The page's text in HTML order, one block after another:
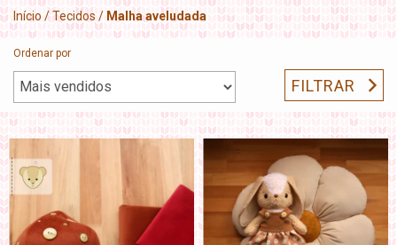
Início /Tecidos / Malha aveludada
Ordenar por
FILTRAR